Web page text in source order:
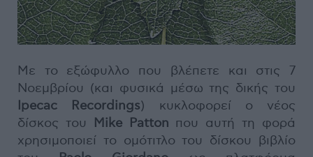
Με το εξώφυλλο που βλέπετε και στις 7
Νοεμβρίου (και φυσικά μέσω της δικής του
Ipecac Recordings) κυκλοφορεί ο νέος
δίσκος του
Mike Patton που αυτή τη φορά
χρησιμοποιεί το ομότιτλο του δίσκου βιβλίο